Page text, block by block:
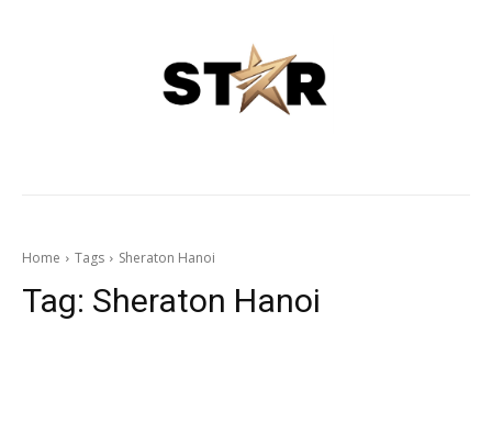
Home Tags Sheraton Hanoi
Tag: Sheraton Hanoi